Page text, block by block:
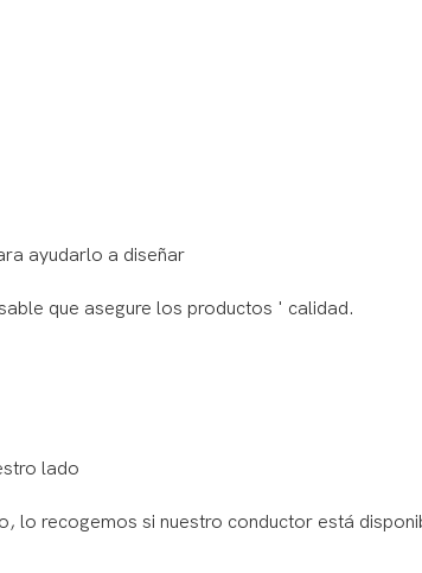
ayudarlo a diseñar
que asegure los productos ' calidad.
lado
lo recogemos si nuestro conductor está